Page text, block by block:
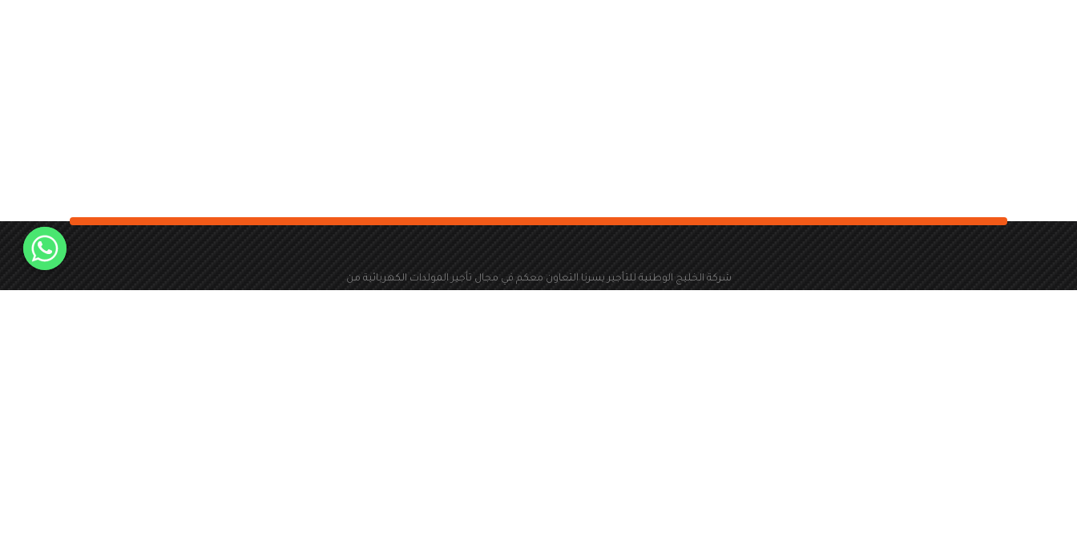
شركة الخليج الوطنية للتأجير يسرنا التعاون معكم في مجال تأجير المولدات الكهربائية من